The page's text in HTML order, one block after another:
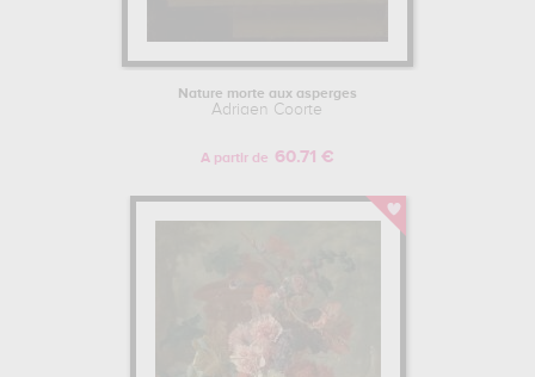
Nature morte aux asperges
Adriaen Coorte
A partir de 60.71 €